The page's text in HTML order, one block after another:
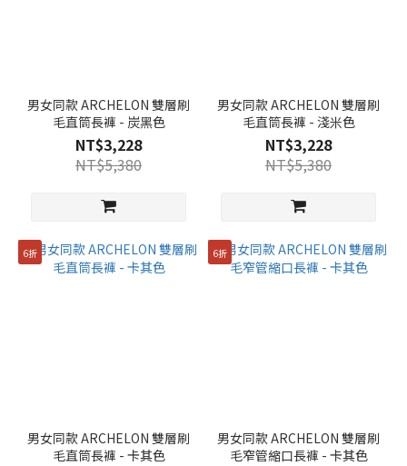
男女同款 ARCHELON 雙層刷
毛直筒長褲 - 炭黑色
NT$3,228
NT$5,380
男女同款 ARCHELON 雙層刷
毛直筒長褲 - 淺米色
NT$3,228
NT$5,380
6折
男女同款 ARCHELON 雙層刷
毛直筒長褲 - 卡其色
6折
男女同款 ARCHELON 雙層刷
毛窄管縮口長褲 - 卡其色